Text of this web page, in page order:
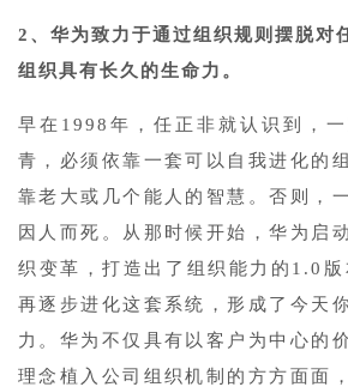
2、华为致力于通过组织规则摆脱对
组织具有长久的生命力。
早在1998年，任正非就认识到，
青，必须依靠一套可以自我进化的
靠老大或几个能人的智慧。否则，
因人而死。从那时候开始，华为启
织变革，打造出了组织能力的1.0版
再逐步进化这套系统，形成了今天
力。华为不仅具有以客户为中心的
理念植入公司组织机制的方方面面